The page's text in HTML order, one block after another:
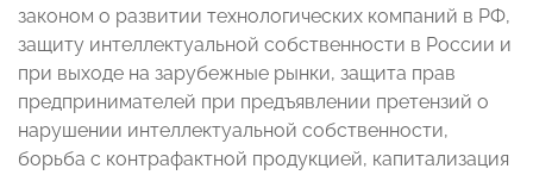
законом о развитии технологических компаний в РФ,
защиту интеллектуальной собственности в России и
при выходе на зарубежные рынки, защита прав
предпринимателей при предъявлении претензий о
нарушении интеллектуальной собственности,
борьба с контрафактной продукцией, капитализация